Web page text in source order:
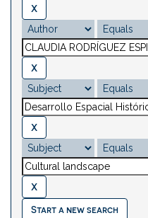
Start a new search